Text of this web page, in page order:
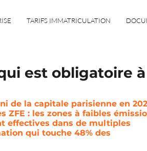
TARIFS IMMATRICULATION
est obligatoire à
de la capitale parisienne en
ZFE : les zones à faibles
effectives dans de multiples
qui touche 48% des